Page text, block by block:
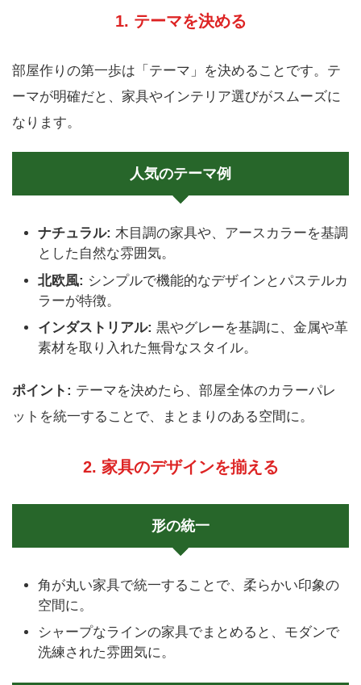
1. テーマを決める
部屋作りの第一歩は「テーマ」を決めることです。テ
ーマが明確だと、家具やインテリア選びがスムーズに
なります。
人気のテーマ例
ナチュラル: 木目調の家具や、アースカラーを基調
とした自然な雰囲気。
北欧風: シンプルで機能的なデザインとパステルカ
ラーが特徴。
インダストリアル: 黒やグレーを基調に、金属や革
素材を取り入れた無骨なスタイル。
ポイント: テーマを決めたら、部屋全体のカラーパレ
ットを統一することで、まとまりのある空間に。
2. 家具のデザインを揃える
形の統一
角が丸い家具で統一することで、柔らかい印象の
空間に。
シャープなラインの家具でまとめると、モダンで
洗練された雰囲気に。